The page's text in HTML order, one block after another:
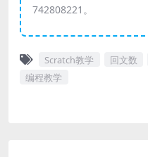
742808221。
Scratch教学 回文数
编程教学